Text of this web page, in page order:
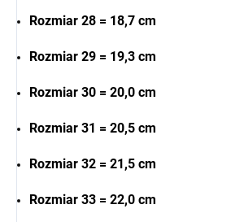
Rozmiar 28 = 18,7 cm
Rozmiar 29 = 19,3 cm
Rozmiar 30 = 20,0 cm
Rozmiar 31 = 20,5 cm
Rozmiar 32 = 21,5 cm
Rozmiar 33 = 22,0 cm